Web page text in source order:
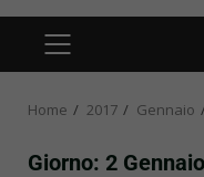
PRIMARY
MENU
Home 2017 Gennaio
Giorno: 2